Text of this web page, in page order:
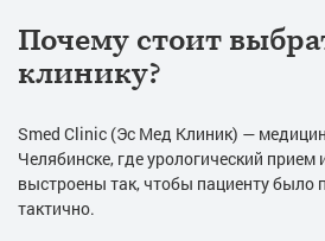
Почему стоит
клинику?
Smed Clinic (Эс Мед Клиник) —
Челябинске, где урологический прием
выстроены так, чтобы пациенту было
тактично.